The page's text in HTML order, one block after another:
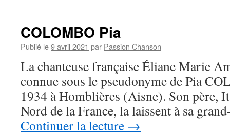
COLOMBO Pia
Publié le9 avril 2021 par Passion Chanson
La chanteuse française Éliane Marie
connue sous le pseudonyme de Pia
1934 à Homblières (Aisne). Son père,
Nord de la France, la laissent à sa
Continuer la lecture →